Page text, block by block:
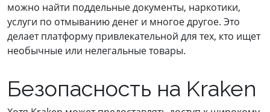
можно найти поддельные документы, наркотики,
услуги по отмыванию денег и многое другое. Это
делает платформу привлекательной для тех, кто ищет
необычные или нелегальные товары.
Безопасность на Kraken